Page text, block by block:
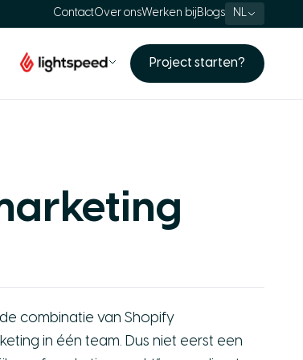
ContactOver onsWerken bijBlogs NL
Project starten?
combinatie van Shopify
in één team. Dus niet eerst een